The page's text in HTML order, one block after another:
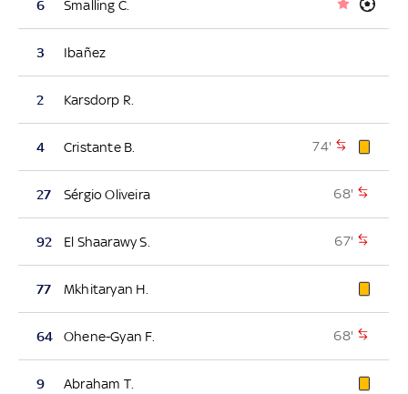
6 Smalling C.
3 Ibañez
2 Karsdorp R.
4 Cristante B. 74'
27 Sérgio Oliveira 68'
92 El Shaarawy S. 67'
77 Mkhitaryan H.
64 Ohene-Gyan F. 68'
9 Abraham T.